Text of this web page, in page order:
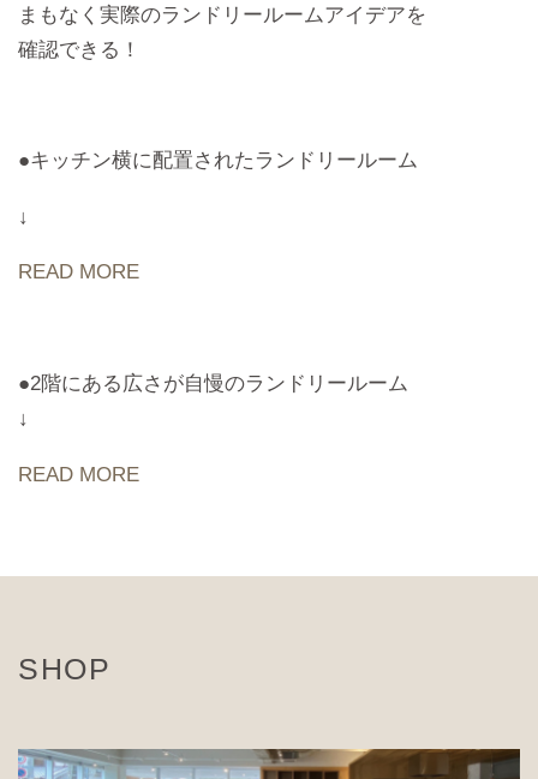
まもなく実際のランドリールームアイデアを
確認できる！
●キッチン横に配置されたランドリールーム
↓
READ MORE
●2階にある広さが自慢のランドリールーム
↓
READ MORE
SHOP